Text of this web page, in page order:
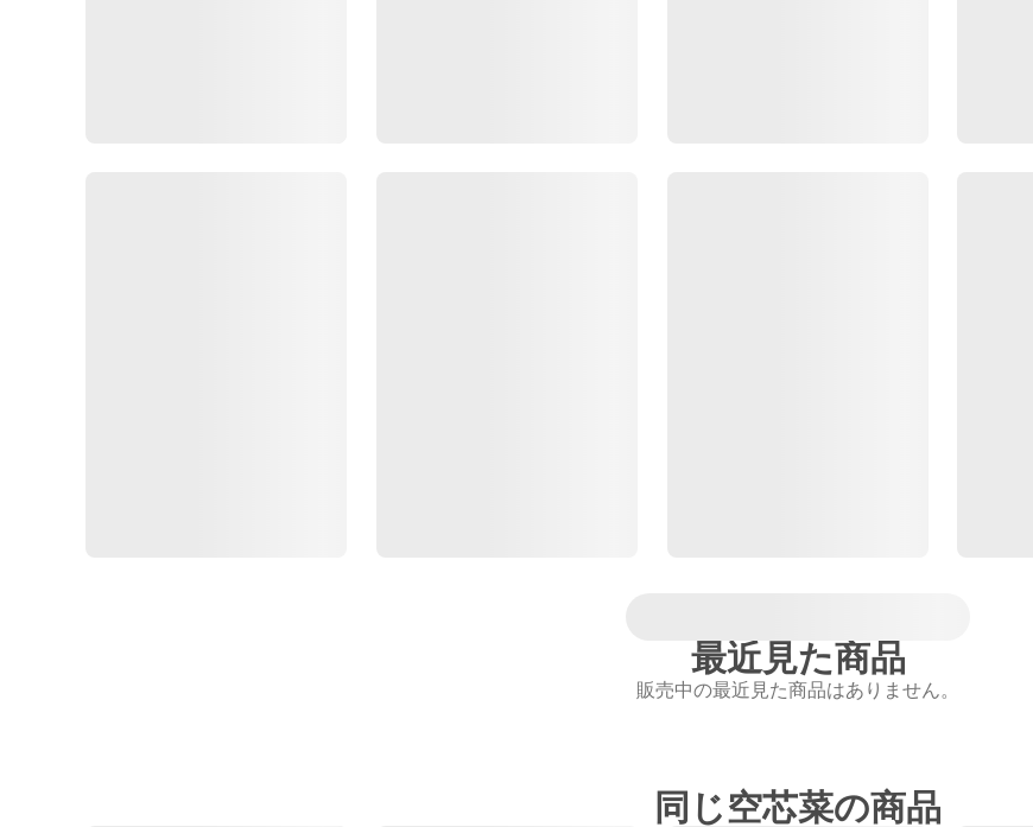
最近見た商品
販売中の最近見た商品はありません。
同じ空芯菜の商品